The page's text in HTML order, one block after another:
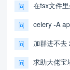
问 在tsx文件
问 celery -A
问 加群进不去
问 求助大佬宝